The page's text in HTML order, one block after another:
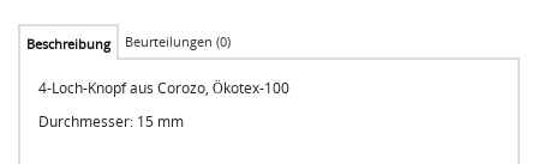
Beschreibung Beurteilungen (0)
4-Loch-Knopf aus Corozo, Ökotex-100
Durchmesser: 15 mm